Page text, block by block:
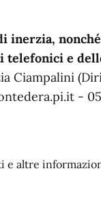
inerzia,
telefonici e
Ciampalini
-
e altre